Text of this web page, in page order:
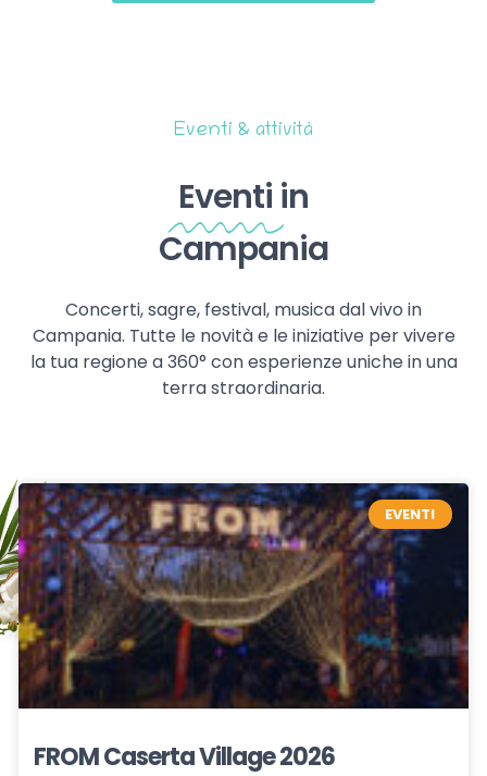
Eventi & attività
Eventi in
Campania
Concerti, sagre, festival, musica dal vivo in
Campania. Tutte le novità e le iniziative per vivere
la tua regione a 360° con esperienze uniche in una
terra straordinaria.
EVENTI
FROM Caserta Village 2026